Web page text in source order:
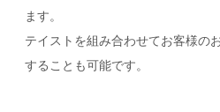
ます。
テイストを組み合わせてお客様の
することも可能です。